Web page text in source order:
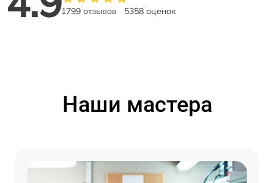
1799 отзывов 5358 оценок
Наши мастера